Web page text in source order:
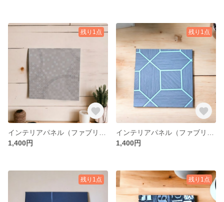
残り1点
1,400円
残り1点
1,400円
残り1点 残り1点